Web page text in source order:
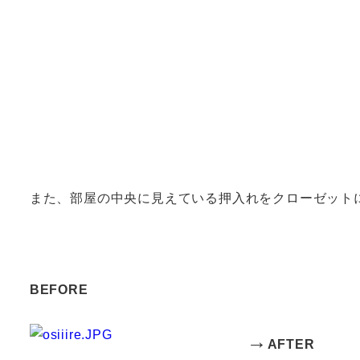
また、部屋の中央に見えている押入れをクローゼット
BEFORE
→ AFTER